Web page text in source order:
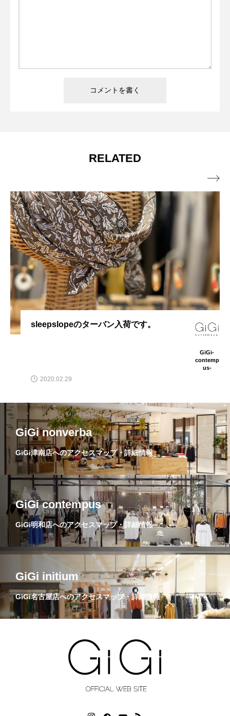
RELATED
sleepslopeのターバン入荷です。
GiGi-
contemp
us-
2020.02.29

GiGi nonverba
GiGi津南店へのアクセスマップ・詳細情報
GiGi contempus
GiGi明和店へのアクセスマップ・詳細情報
GiGi initium
GiGi名古屋店へのアクセスマップ・詳細情報